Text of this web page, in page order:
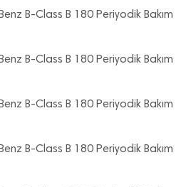
B-Class B 180 Periyodik Bakım
B-Class B 180 Periyodik Bakım
B-Class B 180 Periyodik Bakım
B-Class B 180 Periyodik Bakım